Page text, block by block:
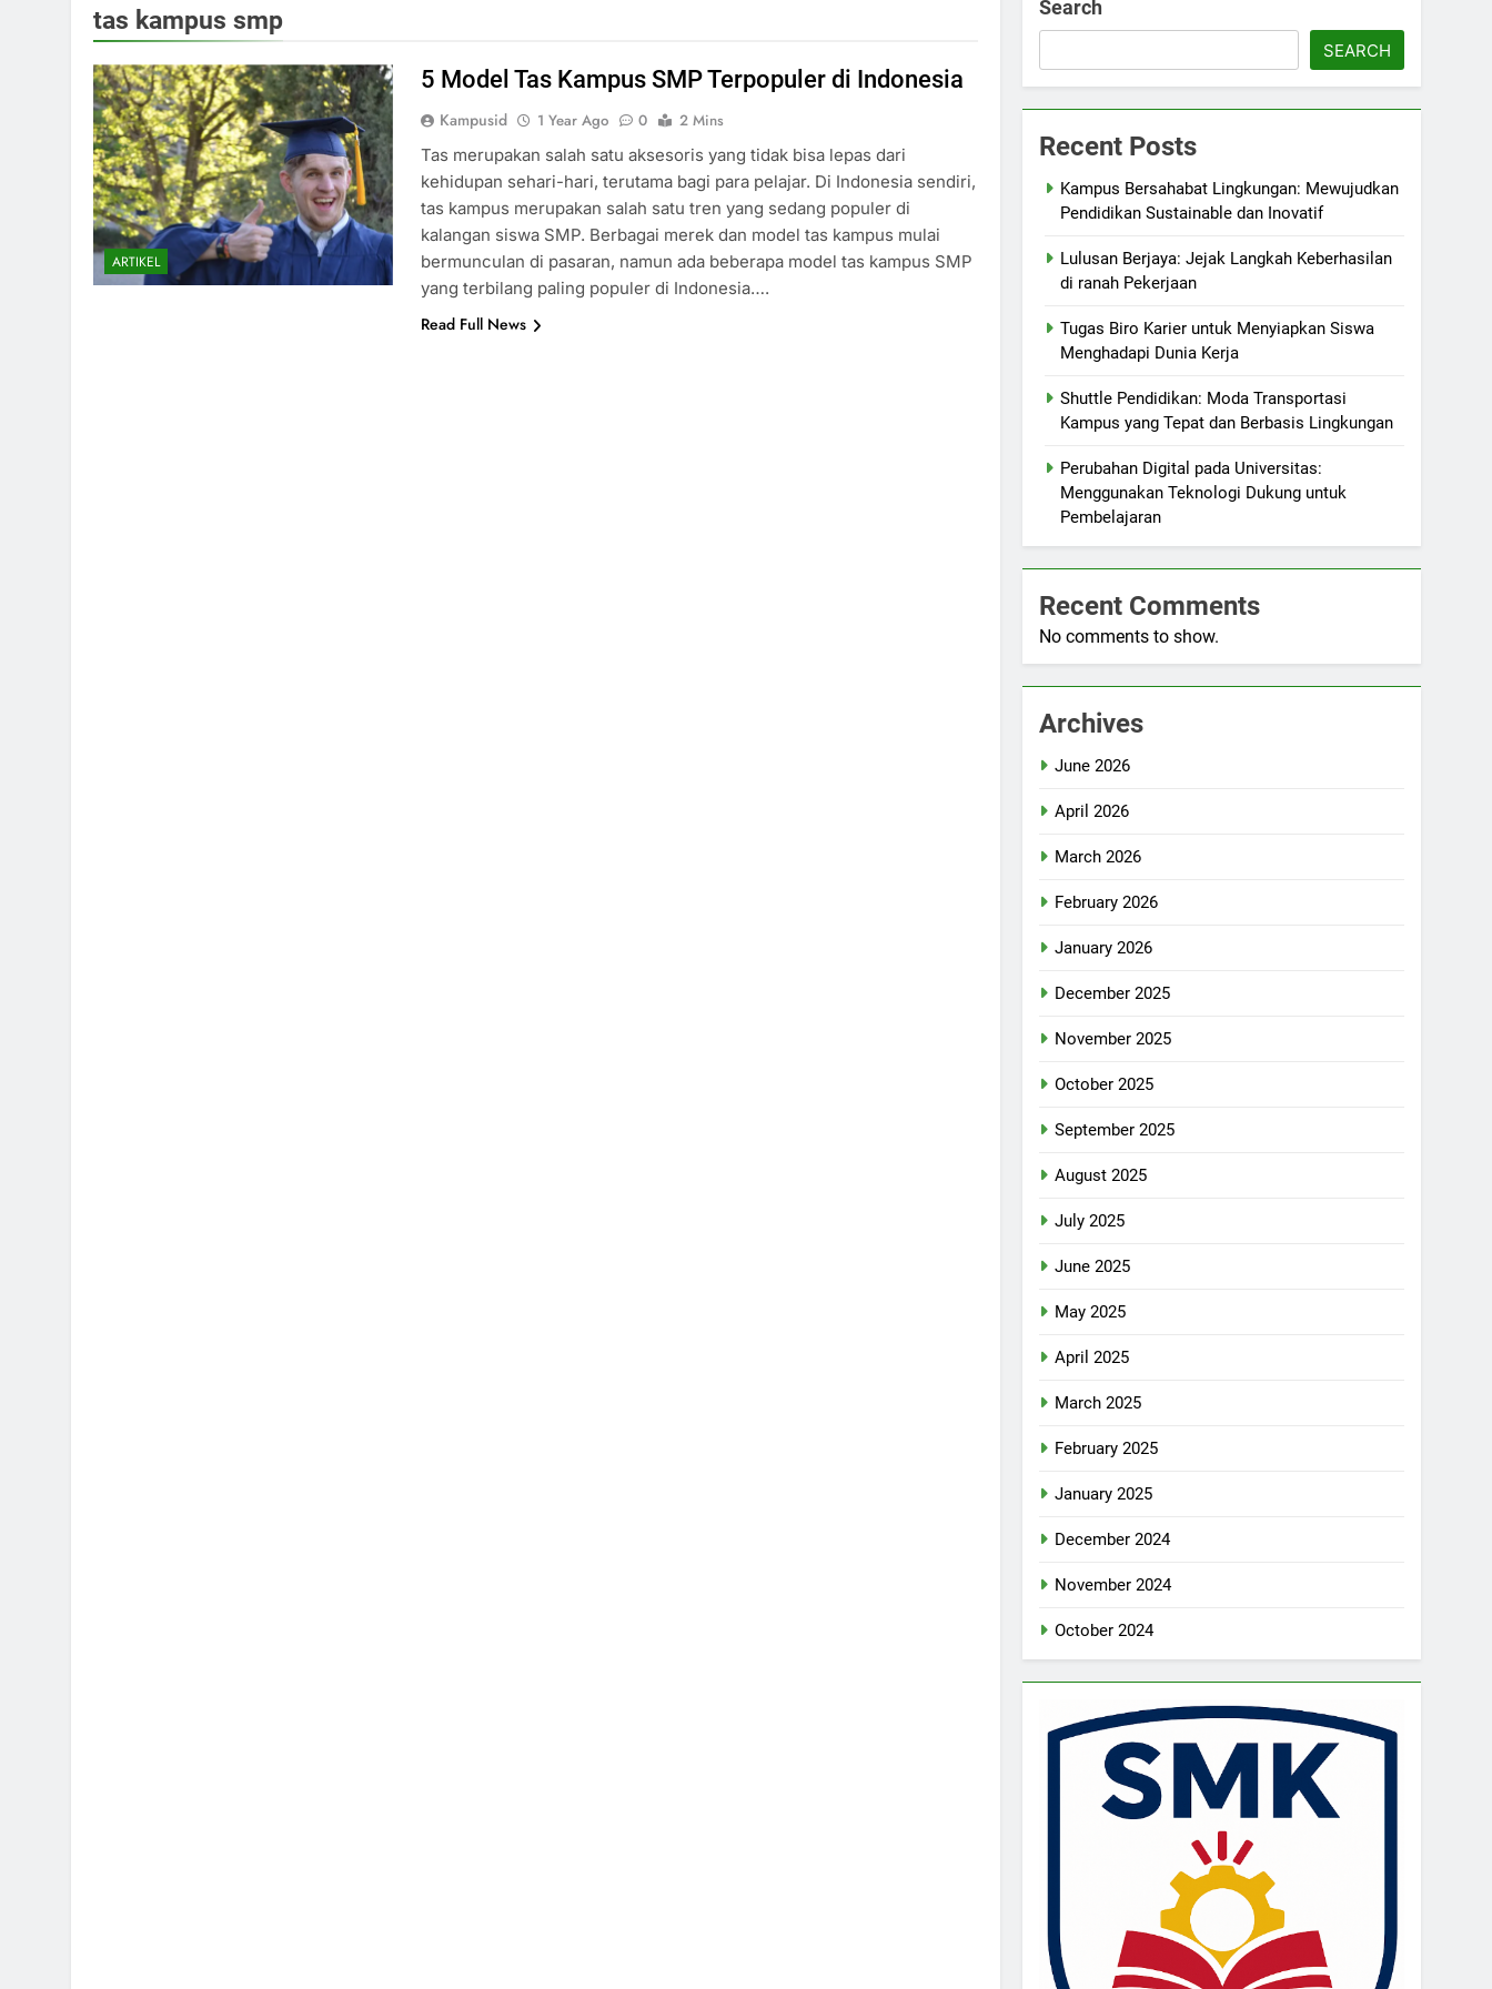
tas kampus smp
ARTIKEL
5 Model Tas Kampus SMP Terpopuler di Indonesia
Kampusid 1 Year Ago 0
2 Mins
Tas merupakan salah satu aksesoris yang tidak bisa lepas dari
kehidupan sehari-hari, terutama bagi para pelajar. Di Indonesia sendiri,
tas kampus merupakan salah satu tren yang sedang populer di
kalangan siswa SMP. Berbagai merek dan model tas kampus mulai
bermunculan di pasaran, namun ada beberapa model tas kampus SMP
yang terbilang paling populer di Indonesia….
Read Full News
Search
SEARCH
Recent Posts
Kampus Bersahabat Lingkungan: Mewujudkan
Pendidikan Sustainable dan Inovatif
Lulusan Berjaya: Jejak Langkah Keberhasilan
di ranah Pekerjaan
Tugas Biro Karier untuk Menyiapkan Siswa
Menghadapi Dunia Kerja
Shuttle Pendidikan: Moda Transportasi
Kampus yang Tepat dan Berbasis Lingkungan
Perubahan Digital pada Universitas:
Menggunakan Teknologi Dukung untuk
Pembelajaran
Recent Comments
No comments to show.
Archives
June 2026
April 2026
March 2026
February 2026
January 2026
December 2025
November 2025
October 2025
September 2025
August 2025
July 2025
June 2025
May 2025
April 2025
March 2025
February 2025
January 2025
December 2024
November 2024
October 2024